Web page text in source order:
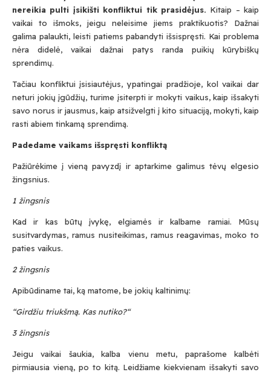
nereikia pulti įsikišti konfliktui tik prasidėjus. Kitaip – kaip
vaikai to išmoks, jeigu neleisime jiems praktikuotis? Dažnai
galima palaukti, leisti patiems pabandyti išsispręsti. Kai problema
nėra didelė, vaikai dažnai patys randa puikių kūrybiškų
sprendimų.
Tačiau konfliktui įsisiautėjus, ypatingai pradžioje, kol vaikai dar
neturi jokių įgūdžių, turime įsiterpti ir mokyti vaikus, kaip išsakyti
savo norus ir jausmus, kaip atsižvelgti į kito situaciją, mokyti, kaip
rasti abiem tinkamą sprendimą.
Padedame vaikams išspręsti konfliktą
Pažiūrėkime į vieną pavyzdį ir aptarkime galimus tėvų elgesio
žingsnius.
1 žingsnis
Kad ir kas būtų įvykę, elgiamės ir kalbame ramiai. Mūsų
susitvardymas, ramus nusiteikimas, ramus reagavimas, moko to
paties vaikus.
2žingsnis
Apibūdiname tai, ką matome, be jokių kaltinimų:
“Girdžiu triukšmą. Kas nutiko?“
3žingsnis
Jeigu vaikai šaukia, kalba vienu metu, paprašome kalbėti
pirmiausia vieną, po to kitą. Leidžiame kiekvienam išsakyti savo